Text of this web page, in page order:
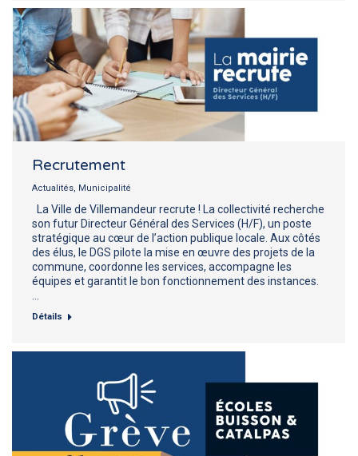
Recrutement
Actualités, Municipalité
La Ville de Villemandeur recrute ! La collectivité recherche
son futur Directeur Général des Services (H/F), un poste
stratégique au cœur de l’action publique locale. Aux côtés
des élus, le DGS pilote la mise en œuvre des projets de la
commune, coordonne les services, accompagne les
équipes et garantit le bon fonctionnement des instances.
Détails